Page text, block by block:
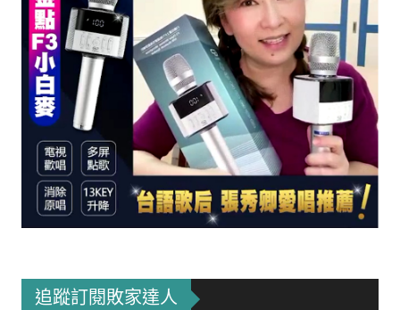
追蹤訂閱敗家達人